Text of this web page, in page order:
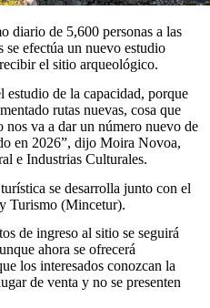
diario de 5,600 personas a las
efectúa un nuevo estudio
el sitio arqueológico.
estudio de la capacidad, porque
rutas nuevas, cosa que
nos va a dar un número nuevo de
en 2026”, dijo Moira Novoa,
e Industrias Culturales.
se desarrolla junto con el
Turismo (Mincetur).
de ingreso al sitio se seguirá
ahora se ofrecerá
los interesados conozcan la
de venta y no se presenten